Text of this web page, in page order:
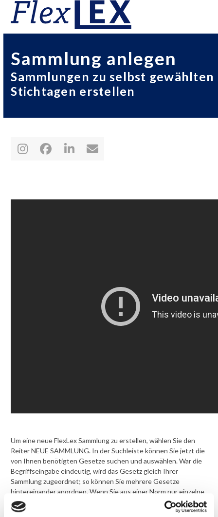
content
Open
mobile
Close
mobile
Sammlung anlegen
Sammlungen zu selbst gewählten
Stichtagen erstellen
Instagram
Facebook
LinkedIn
E-
Um eine neue FlexLex Sammlung zu erstellen, wählen Sie den
Reiter NEUE SAMMLUNG. In der Suchleiste können Sie jetzt die
von Ihnen benötigten Gesetze suchen und auswählen. War die
Begriffseingabe eindeutig, wird das Gesetz gleich Ihrer
Sammlung zugeordnet; so können Sie mehrere Gesetze
hintereinander anordnen. Wenn Sie aus einer Norm nur einzelne
Abschnitte oder Paragraphen einfügen wollen, wechseln Sie in
den Bearbeitungsmodus des Gesetzes. Unter „Einzelne